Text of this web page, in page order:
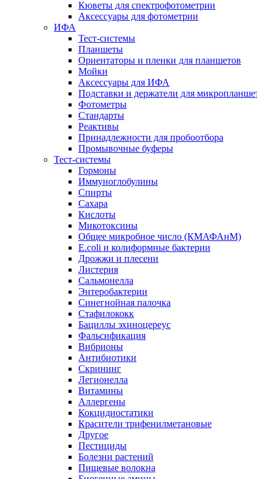
Кюветы для спектрофотометрии
Аксессуары для фотометрии
ИФА
Тест-системы
Планшеты
Ориентаторы и пленки для планшетов
Мойки
Аксессуары для ИФА
Подставки и держатели для
Фотометры
Стандарты
Реактивы
Принадлежности для пробоотбора
Промывочные буферы
Тест-системы
Гормоны
Иммуноглобулины
Спирты
Сахара
Кислоты
Микотоксины
Общее микробное число (КМАФАнМ)
E.coli и колиформные бактерии
Дрожжи и плесени
Листерия
Сальмонелла
Энтеробактерии
Синегнойная палочка
Стафилококк
Бациллы эхиноцереус
Фальсификация
Вибрионы
Антибиотики
Скрининг
Легионелла
Витамины
Аллергены
Кокцидиостатики
Красители трифенилметановые
Другое
Пестициды
Болезни растений
Пищевые волокна